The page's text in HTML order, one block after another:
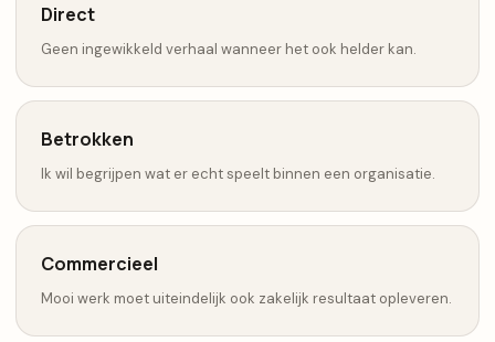
Direct
Geen ingewikkeld verhaal wanneer het ook helder kan.
Betrokken
Ik wil begrijpen wat er echt speelt binnen een organisatie.
Commercieel
Mooi werk moet uiteindelijk ook zakelijk resultaat opleveren.